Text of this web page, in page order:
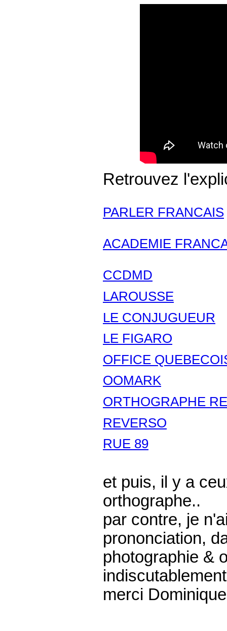
Retrouvez
PARLER FRANCAIS
ACADEMIE
CCDMD
LAROUSSE
LE CONJUGUEUR
LE FIGARO
OFFICE
OOMARK
ORTHOGRAPHE
REVERSO
RUE 89
et puis, il y a
orthographe..
par contre, je
prononciation,
photographie &
merci